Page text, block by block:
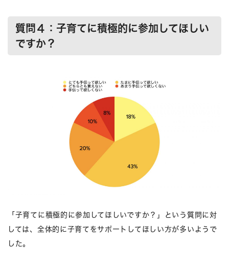
質問４：子育てに積極的に参加してほしい
ですか？
「子育てに積極的に参加してほしいですか？」という質問に対
しては、全体的に子育てをサポートしてほしい方が多いようで
した。